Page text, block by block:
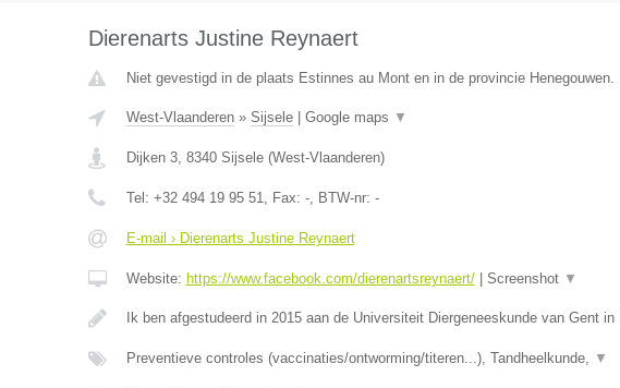
Dierenarts Justine Reynaert
Niet gevestigd in de plaats Estinnes au Mont en in de provincie Henegouwen.
West-Vlaanderen» Sijsele| Google maps ▼
Dijken 3, 8340 Sijsele(West-Vlaanderen)
Tel: +32 494 19 95 51, Fax: -, BTW-nr: -
E-mail › Dierenarts Justine Reynaert
Website: https://www.facebook.com/dierenartsreynaert/| Screenshot ▼
Ik ben afgestudeerd in 2015 aan de Universiteit Diergeneeskunde van Gent in
Preventieve controles (vaccinaties/ontworming/titeren...), Tandheelkunde, ▼